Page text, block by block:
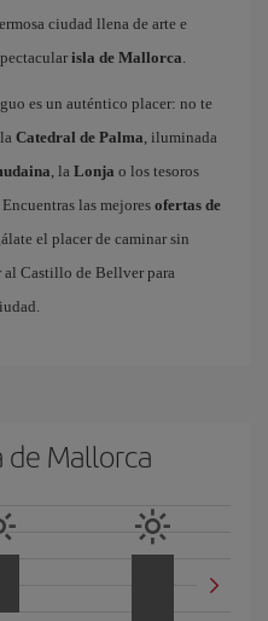
ciudad llena de arte e
isla de Mallorca.
es un auténtico placer: no te
Catedral de Palma, iluminada
, la Lonja o los tesoros
las mejores ofertas de
el placer de caminar sin
al Castillo de Bellver para
Mallorca